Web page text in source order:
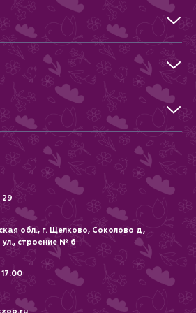
Радиус действия до 50 см.
Производит необходимое UVВ
излучение для кальциевого
Рекомендуется
для использования в
террариумах и
террариумах с непрозрачными
решётками
море
29
обл., г. Щелково, Соколово д,
строение № 6